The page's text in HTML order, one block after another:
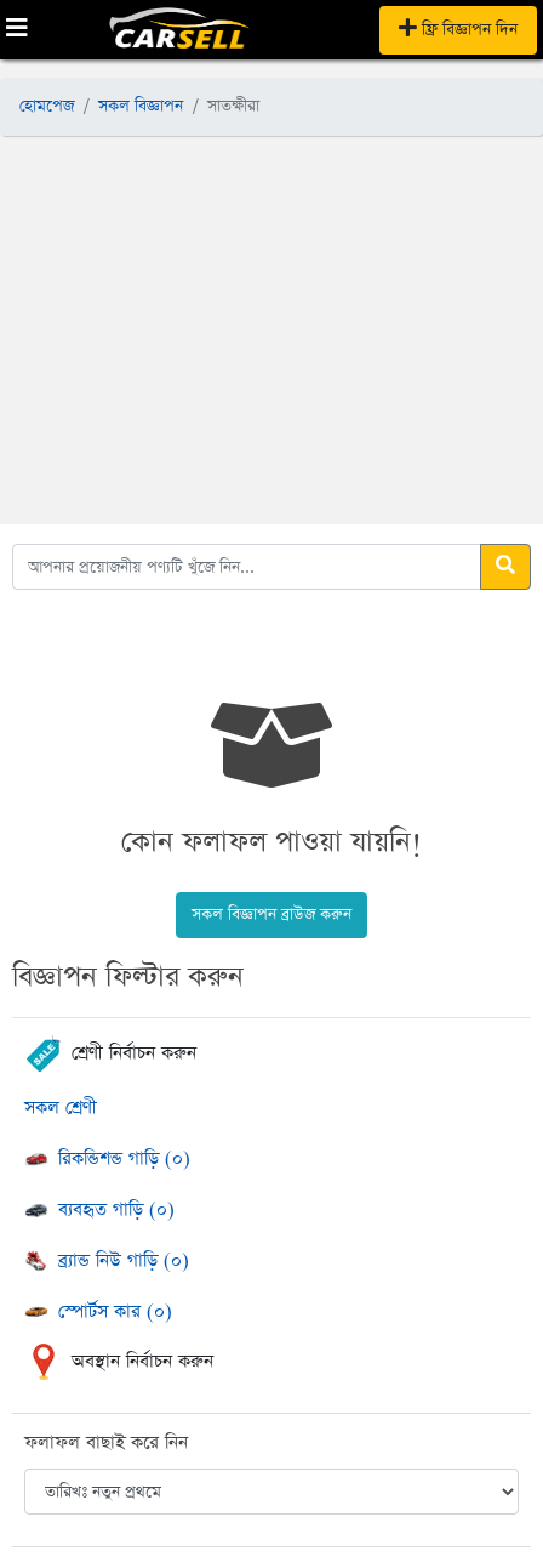
ফ্রি বিজ্ঞাপন দিন
হোমপেজ সকল বিজ্ঞাপন সাতক্ষীরা
বিজ্ঞাপন ফিল্টার করুন
শ্রেণী নির্বাচন করুন
সকল শ্রেণী
রিকন্ডিশন্ড গাড়ি (০)
ব্যবহৃত গাড়ি (০)
ব্র্যান্ড নিউ গাড়ি (০)
স্পোর্টস কার (০)
অবস্থান নির্বাচন করুন
ফলাফল বাছাই করে নিন
কোন ফলাফল পাওয়া যায়নি!
সকল বিজ্ঞাপন ব্রাউজ করুন